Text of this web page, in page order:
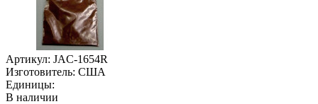
Артикул: JAC-1654R
Изготовитель: США
Единицы:
В наличии